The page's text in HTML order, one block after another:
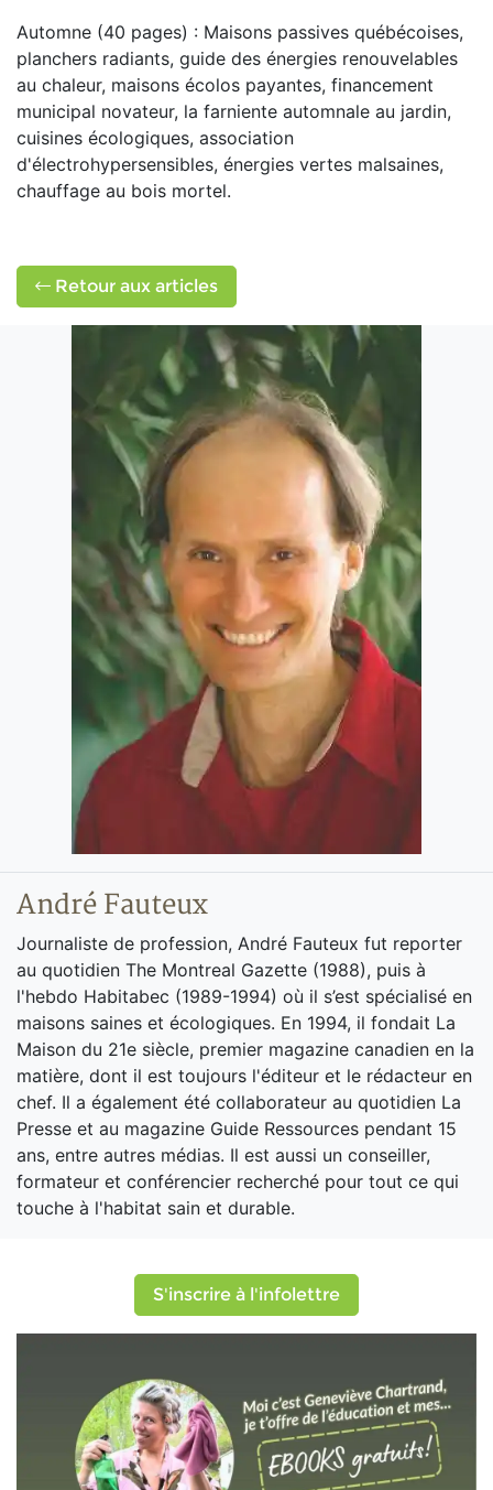
Automne (40 pages) : Maisons passives québécoises,
planchers radiants, guide des énergies renouvelables
au chaleur, maisons écolos payantes, financement
municipal novateur, la farniente automnale au jardin,
cuisines écologiques, association
d'électrohypersensibles, énergies vertes malsaines,
chauffage au bois mortel.
Retour aux articles
André Fauteux
Journaliste de profession, André Fauteux fut reporter
au quotidien The Montreal Gazette (1988), puis à
l'hebdo Habitabec (1989-1994) où il s’est spécialisé en
maisons saines et écologiques. En 1994, il fondait La
Maison du 21e siècle, premier magazine canadien en la
matière, dont il est toujours l'éditeur et le rédacteur en
chef. Il a également été collaborateur au quotidien La
Presse et au magazine Guide Ressources pendant 15
ans, entre autres médias. Il est aussi un conseiller,
formateur et conférencier recherché pour tout ce qui
touche à l'habitat sain et durable.
S'inscrire à l'infolettre